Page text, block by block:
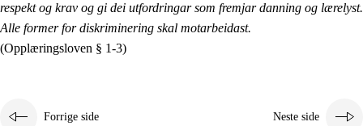
respekt og krav og gi dei utfordringar som fremjar danning og lærelyst.
Alle former for diskriminering skal motarbeidast.
(Opplæringsloven § 1-3)
Forrige side Neste side